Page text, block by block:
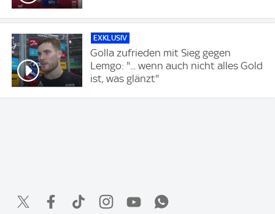
EXKLUSIV
Golla zufrieden mit Sieg gegen
Lemgo: "... wenn auch nicht alles Gold
ist, was glänzt"